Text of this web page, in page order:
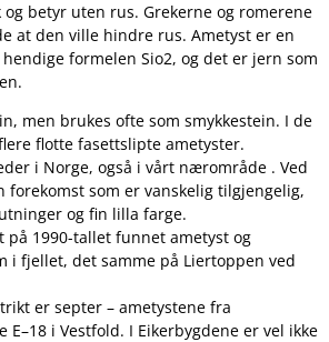
betyr uten rus. Grekerne og romerene
at den ville hindre rus. Ametyst er en
formelen Sio2, og det er jern som
men brukes ofte som smykkestein. I de
flotte fasettslipte ametyster.
i Norge, også i vårt nærområde . Ved
forekomst som er vanskelig tilgjengelig,
og fin lilla farge.
1990-tallet funnet ametyst og
fjellet, det samme på Liertoppen ved
er septer – ametystene fra
E–18 i Vestfold. I Eikerbygdene er vel ikke